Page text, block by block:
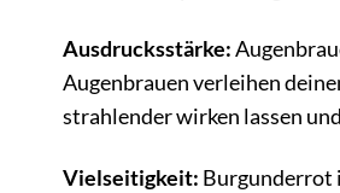
Ausdrucksstärke:
Augenbrauen verleihen
strahlender wirken lassen
Vielseitigkeit: Burgunderrot